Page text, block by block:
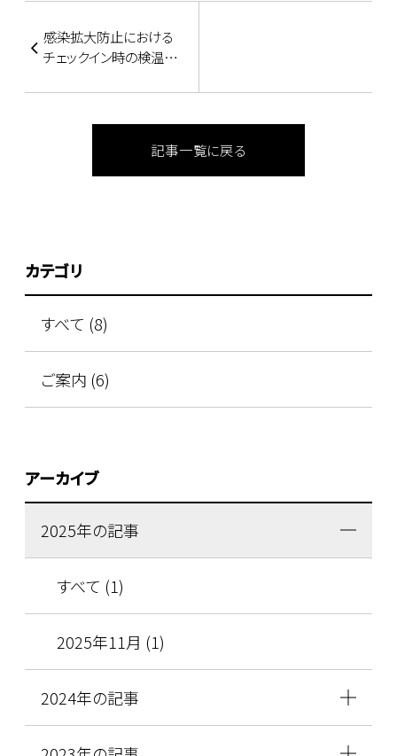
感染拡大防止における
チェックイン時の検温お
お願い
記事一覧に戻る
カテゴリ
すべて (8)
ご案内 (6)
アーカイブ
2025年の記事
すべて (1)
2025年11月 (1)
2024年の記事